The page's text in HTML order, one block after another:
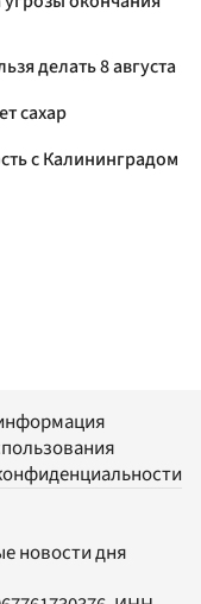
делать 8 августа
сахар
с Калининградом
новости дня